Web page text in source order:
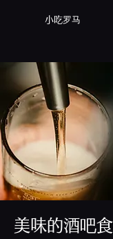
小吃罗马
美味的酒吧